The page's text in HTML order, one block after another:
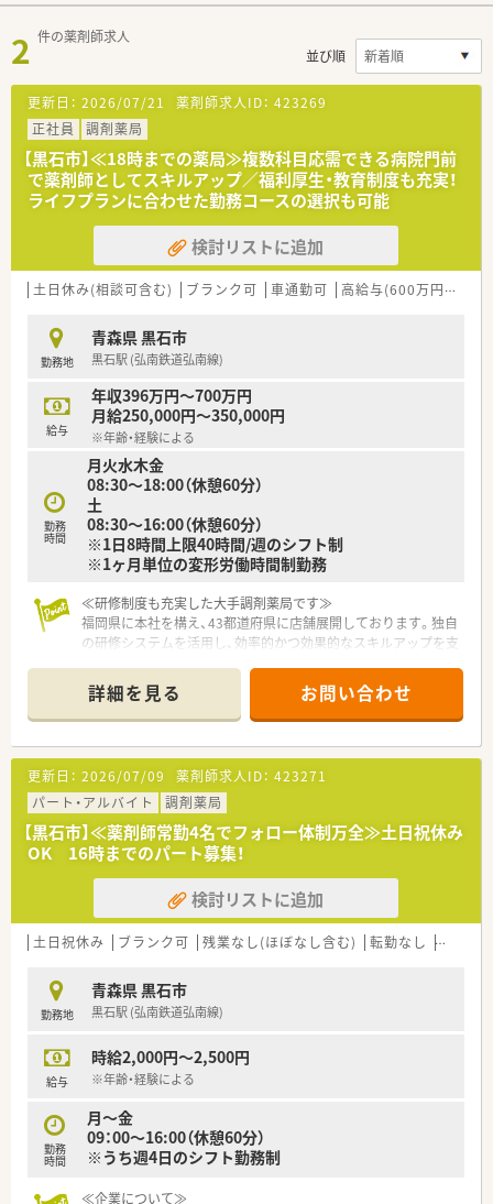
2 件の薬剤師求人
並び順
更新日： 2026/07/21 薬剤師求人ID： 423269
正社員
調剤薬局
【黒石市】≪18時までの薬局≫複数科目応需できる病院門前
で薬剤師としてスキルアップ／福利厚生・教育制度も充実！
ライフプランに合わせた勤務コースの選択も可能
検討リストに追加
土日休み(相談可含む) ブランク可 車通勤可 高給与(600万円以上)
勤務地
青森県 黒石市
黒石駅 (弘南鉄道弘南線)
給与
年収396万円～700万円
月給250,000円～350,000円
※年齢・経験による
勤務
時間
月火水木金
08:30～18:00（休憩60分）
土
08:30～16:00（休憩60分）
※1日8時間上限40時間/週のシフト制
※1ヶ月単位の変形労働時間制勤務
≪研修制度も充実した大手調剤薬局です≫
福岡県に本社を構え、43都道府県に店舗展開しております。独自
の研修システムを活用し、効率的かつ効果的なスキルアップを支
修得をし、専門性の高い薬剤師を育成しています。
≪家庭とキャリアの両立を支援≫
例えば、結婚休暇や配偶者出産休暇、連続休暇やボランティア休
暇など結婚・育児・介護など様々なライフイベントと仕事が両立
できるよう、取り入れております。また、子育て世代応援の具体
策を実施し厚労省からも認定マークを取得しております。
≪店舗について≫
大変広々とした調剤室と薬局内。OTCやお薬以外にも、地域の方
の為に多くの医療グッズを取り揃えています。患者様の負担軽
減や感染症対策を考え、ドライブスルーも設置されております。
居宅在宅も対応し、薬剤師としての知識と経験を培える環境で
す。
≪こんな方にオススメ≫
・充実した保障・福利厚生・財形貯蓄のある環境で安定勤務を希望
する方
・全体的に若い年代の方と目標もってお仕事されたい方
詳細を見る お問い合わせ
更新日： 2026/07/09 薬剤師求人ID： 423271
パート・アルバイト
調剤薬局
【黒石市】≪薬剤師常勤4名でフォロー体制万全≫土日祝休み
OK 16時までのパート募集！
検討リストに追加
土日祝休み ブランク可 残業なし(ほぼなし含む) 転勤なし 車通勤
勤務地
青森県 黒石市
黒石駅 (弘南鉄道弘南線)
給与
時給2,000円～2,500円
※年齢・経験による
勤務
時間
月～金
09：00～16:00（休憩60分）
※うち週4日のシフト勤務制
≪企業について≫